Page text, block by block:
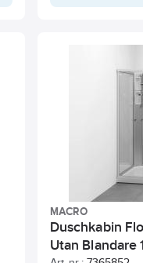
MACRO
Duschkabin
Utan Blandare